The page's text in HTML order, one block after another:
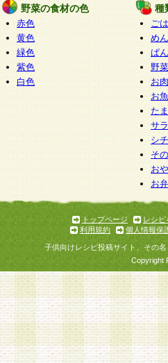
野菜の食材の色
赤色
黄色
緑色
紫色
白色
種
ご
めん
ぱん
野
お
お
た
サ
シ
そ
お
お
トップページ
レシピ
利用規約
個人情報保
子供向けレシピ投稿サイト、その
Copyright